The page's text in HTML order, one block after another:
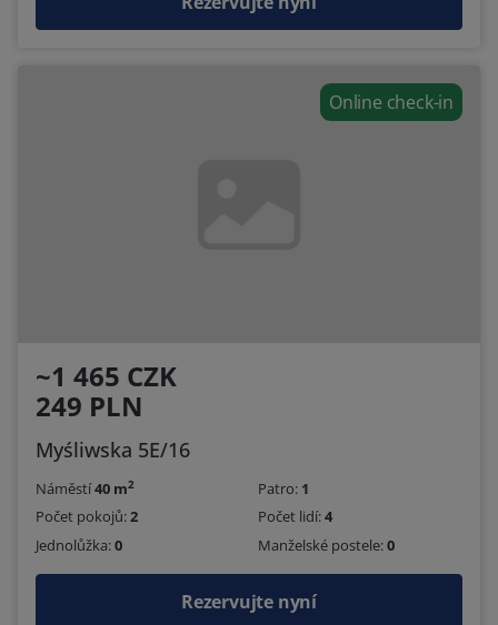
Online check-in
~1 465 CZK
249 PLN
Myśliwska 5E/16
Náměstí40 m2 Patro: 1
Počet pokojů:2 Počet lidí:4
Jednolůžka:0 Manželské postele:0
Rezervujte nyní